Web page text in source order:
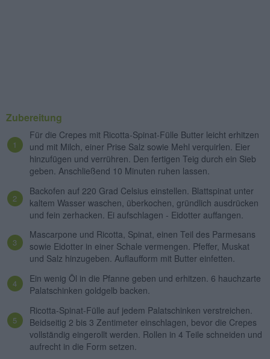
Zubereitung
Für die Crepes mit Ricotta-Spinat-Fülle Butter leicht erhitzen
und mit Milch, einer Prise Salz sowie Mehl verquirlen. Eier
hinzufügen und verrühren. Den fertigen Teig durch ein Sieb
geben. Anschließend 10 Minuten ruhen lassen.
Backofen auf 220 Grad Celsius einstellen. Blattspinat unter
kaltem Wasser waschen, überkochen, gründlich ausdrücken
und fein zerhacken. Ei aufschlagen - Eidotter auffangen.
Mascarpone und Ricotta, Spinat, einen Teil des Parmesans
sowie Eidotter in einer Schale vermengen. Pfeffer, Muskat
und Salz hinzugeben. Auflaufform mit Butter einfetten.
Ein wenig Öl in die Pfanne geben und erhitzen. 6 hauchzarte
Palatschinken goldgelb backen.
Ricotta-Spinat-Fülle auf jedem Palatschinken verstreichen.
Beidseitig 2 bis 3 Zentimeter einschlagen, bevor die Crepes
vollständig eingerollt werden. Rollen in 4 Teile schneiden und
aufrecht in die Form setzen.